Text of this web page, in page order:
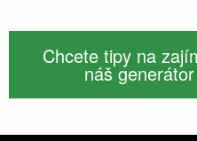
Chcete tipy na
náš